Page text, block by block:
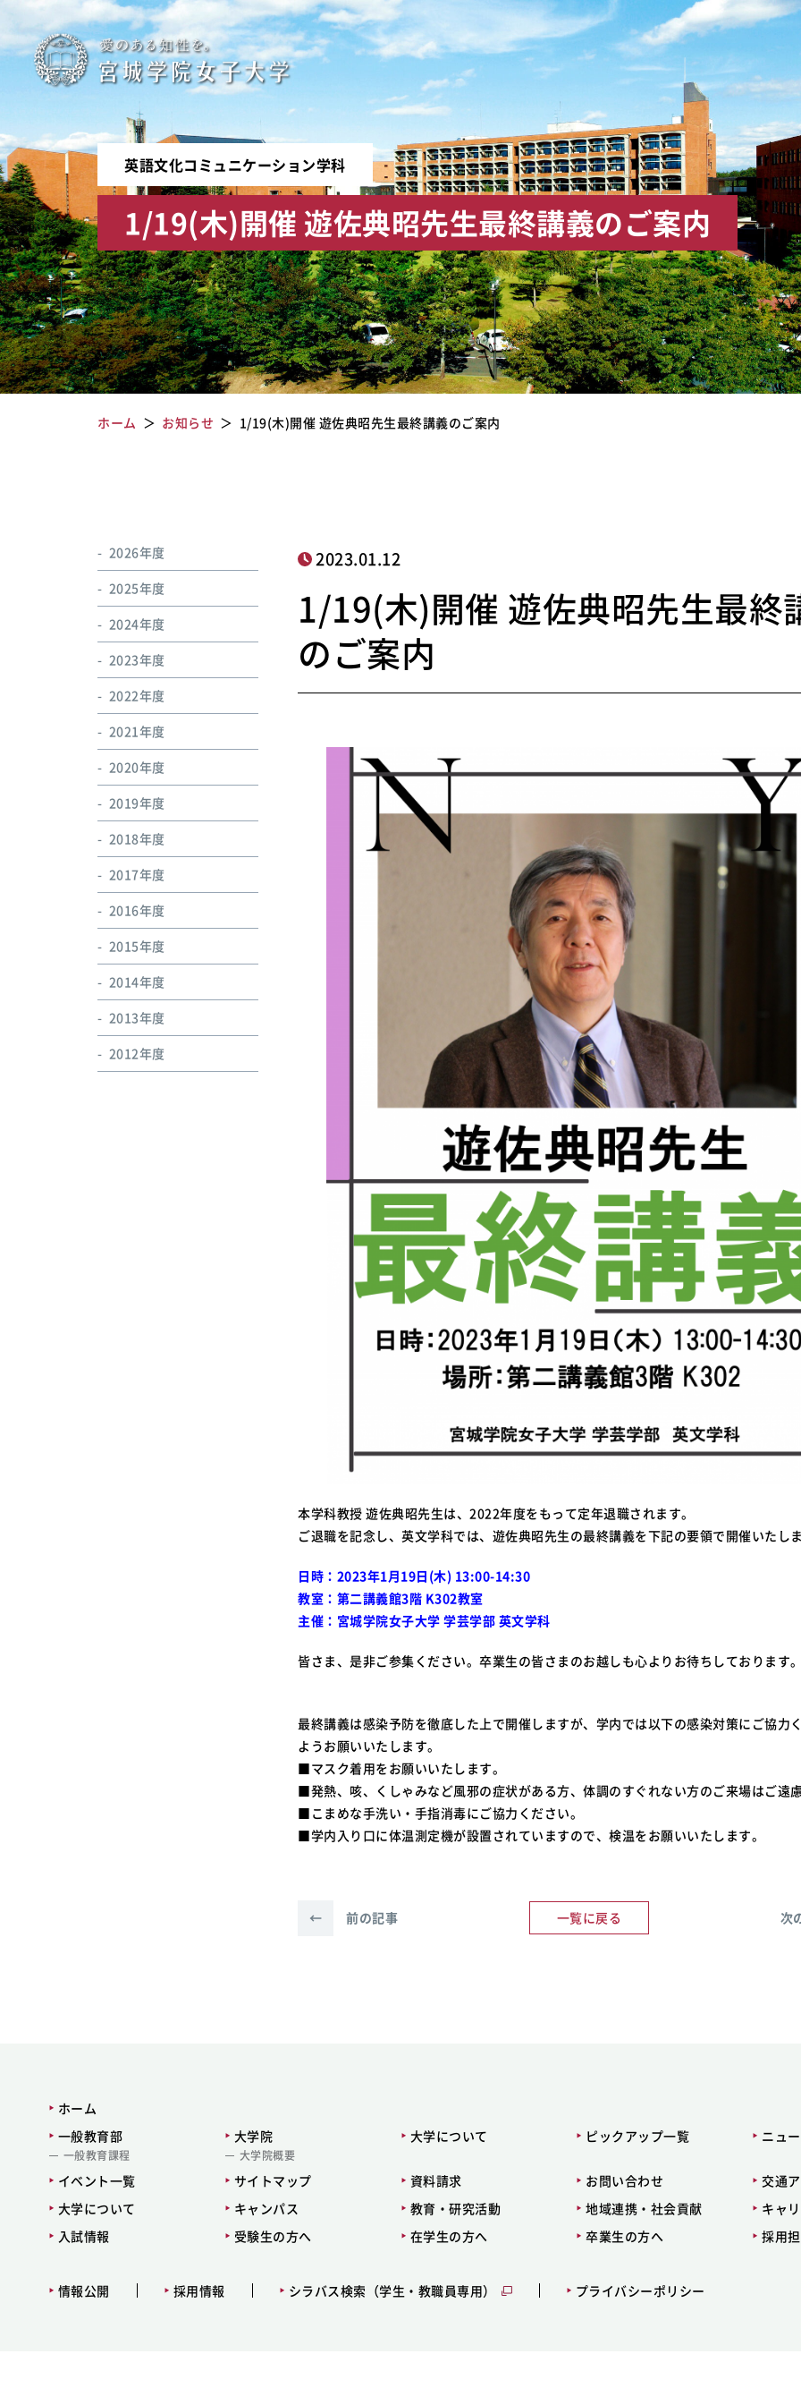
宮
城
学
院
女
子
大
学
英語文化コミュニケーション学科
1/19(木)開催 遊佐典昭先生最終講義のご案内
ホーム お知らせ 1/19(木)開催 遊佐典昭先生最終講義のご案内
2023.01.12
1/19(木)開催 遊佐典昭先生最終
のご案内
本学科教授 遊佐典昭先生は、2022年度をもって定年退職されます。
ご退職を記念し、英文学科では、遊佐典昭先生の最終講義を下記の要領で開催いたし
日時：2023年1月19日(木) 13:00-14:30
教室：第二講義館3階 K302教室
主催：宮城学院女子大学 学芸学部 英文学科
皆さま、是非ご参集ください。卒業生の皆さまのお越しも心よりお待ちしております
最終講義は感染予防を徹底した上で開催しますが、学内では以下の感染対策にご協力
ようお願いいたします。
■マスク着用をお願いいたします。
■発熱、咳、くしゃみなど風邪の症状がある方、体調のすぐれない方のご来場はご遠
■こまめな手洗い・手指消毒にご協力ください。
■学内入り口に体温測定機が設置されていますので、検温をお願いいたします。
← 前の記事 一覧に戻る 次
2026年度
2025年度
2024年度
2023年度
2022年度
2021年度
2020年度
2019年度
2018年度
2017年度
2016年度
2015年度
2014年度
2013年度
2012年度
ホーム
一般教育部
一般教育課程
大学院
大学院概要
大学について ピックアップ一覧 ニュ
イベント一覧 サイトマップ 資料請求 お問い合わせ
交通
大学について
キャンパス 教育・研究活動 地域連携・社会貢献
キャ
入試情報
受験生の方へ 在学生の方へ 卒業生の方へ 採用
情報公開 採用情報 シラバス検索（学生・教職員専用） プライバシーポリシー